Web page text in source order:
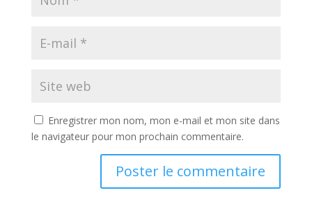
Enregistrer mon nom, mon e-mail et mon site dans
le navigateur pour mon prochain commentaire.